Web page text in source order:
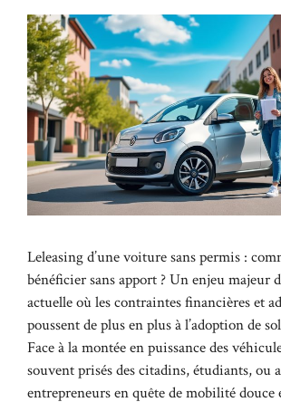
Leleasing d’une voiture sans permis :
bénéficier sans apport ? Un enjeu majeur
actuelle où les contraintes financières et
poussent de plus en plus à l’adoption de
Face à la montée en puissance des
souvent prisés des citadins, étudiants, ou
entrepreneurs en quête de mobilité douce